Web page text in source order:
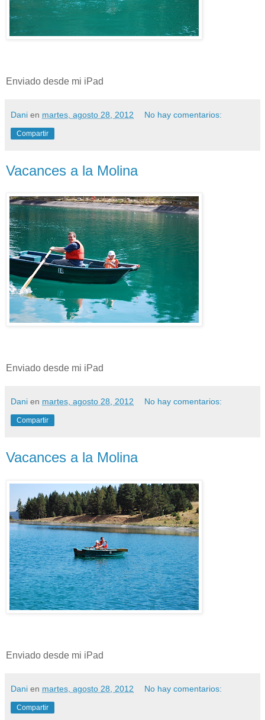
Enviado desde mi iPad
Dani en martes, agosto 28, 2012 No hay comentarios:
Compartir
Vacances a la Molina
Enviado desde mi iPad
Dani en martes, agosto 28, 2012 No hay comentarios:
Compartir
Vacances a la Molina
Enviado desde mi iPad
Dani en martes, agosto 28, 2012 No hay comentarios:
Compartir